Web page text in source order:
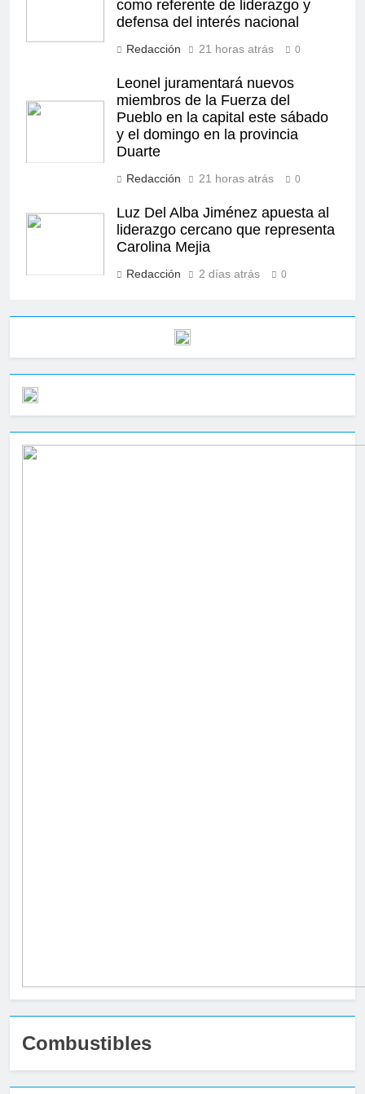
como referente de liderazgo y
defensa del interés nacional
Redacción 21 horas atrás 0
Leonel juramentará nuevos
miembros de la Fuerza del
Pueblo en la capital este sábado
y el domingo en la provincia
Duarte
Redacción 21 horas atrás 0
Luz Del Alba Jiménez apuesta al
liderazgo cercano que representa
Carolina Mejia
Redacción 2 días atrás 0
Combustibles